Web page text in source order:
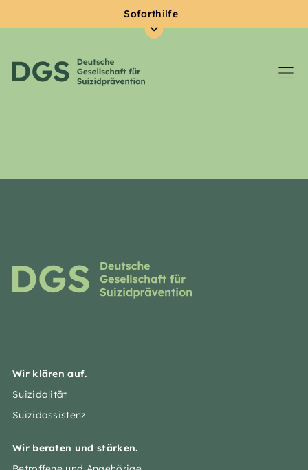
Soforthilfe
Wir klären auf.
Suizidalität
Suizidassistenz
Wir beraten und stärken.